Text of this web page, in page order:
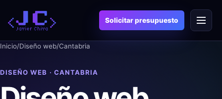
contenido
Solicitar presupuesto
Inicio/Diseño web/Cantabria
DISEÑO WEB · CANTABRIA